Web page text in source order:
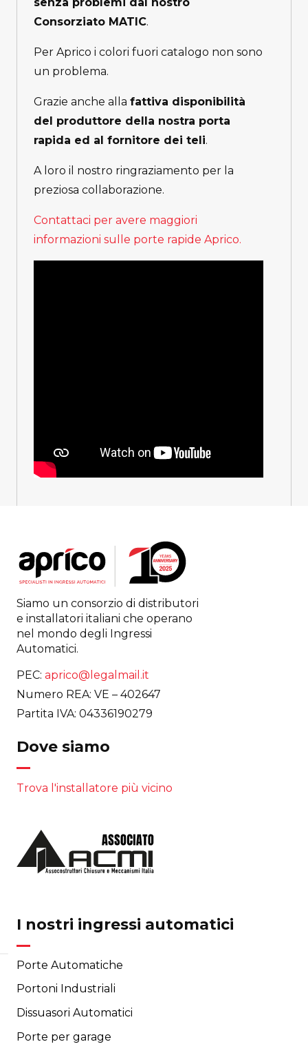
Consorziato MATIC.
Per Aprico i colori fuori catalogo non sono
un problema.
Grazie anche alla fattiva disponibilità
del produttore della nostra porta
rapida ed al fornitore dei teli.
A loro il nostro ringraziamento per la
preziosa collaborazione.
Contattaci per avere maggiori
informazioni sulle porte rapide Aprico.
Siamo un consorzio di distributori
e installatori italiani che operano
nel mondo degli Ingressi
Automatici.
PEC: aprico@legalmail.it
Numero REA: VE – 402647
Partita IVA: 04336190279
Dove siamo
Trova l'installatore più vicino
I nostri ingressi automatici
Porte Automatiche
Portoni Industriali
Dissuasori Automatici
Porte per garage